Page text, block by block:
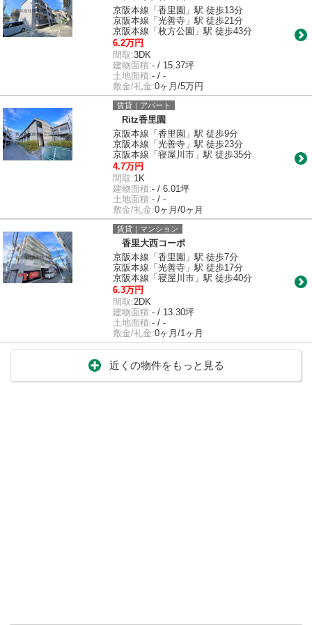
京阪本線「香里園」駅 徒歩13分
京阪本線「光善寺」駅 徒歩21分
京阪本線「枚方公園」駅 徒歩43分
6.2万円
間取:3DK
建物面積:- / 15.37坪
土地面積:- / -
敷金/礼金:0ヶ月/5万円
賃貸｜アパート
Ritz香里園
京阪本線「香里園」駅 徒歩9分
京阪本線「光善寺」駅 徒歩23分
京阪本線「寝屋川市」駅 徒歩35分
4.7万円
間取:1K
建物面積:- / 6.01坪
土地面積:- / -
敷金/礼金:0ヶ月/0ヶ月
賃貸｜マンション
香里大西コーポ
京阪本線「香里園」駅 徒歩7分
京阪本線「光善寺」駅 徒歩17分
京阪本線「寝屋川市」駅 徒歩40分
6.3万円
間取:2DK
建物面積:- / 13.30坪
土地面積:- / -
敷金/礼金:0ヶ月/1ヶ月
近くの物件をもっと見る